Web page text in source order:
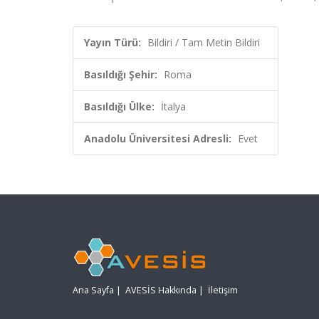
Yayın Türü: Bildiri / Tam Metin Bildiri
Basıldığı Şehir: Roma
Basıldığı Ülke: İtalya
Anadolu Üniversitesi Adresli: Evet
Ana Sayfa | AVESİS Hakkında | İletişim